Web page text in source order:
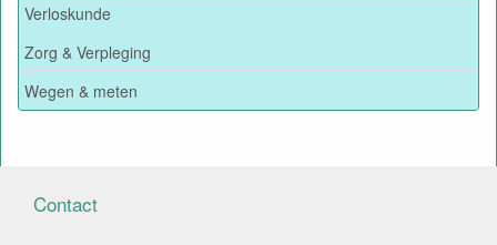
Verloskunde
Zorg & Verpleging
Wegen & meten
Contact